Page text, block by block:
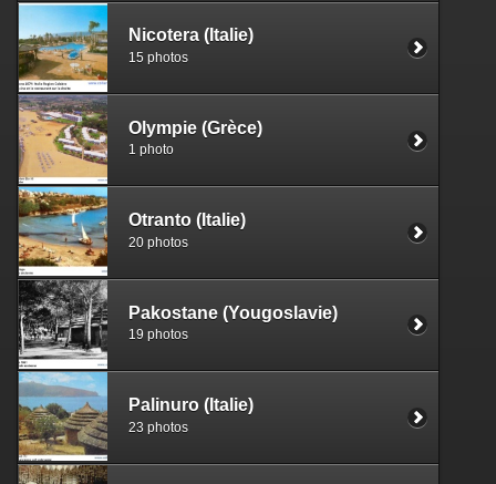
Nicotera (Italie)
15 photos
Olympie (Grèce)
1 photo
Otranto (Italie)
20 photos
Pakostane (Yougoslavie)
19 photos
Palinuro (Italie)
23 photos